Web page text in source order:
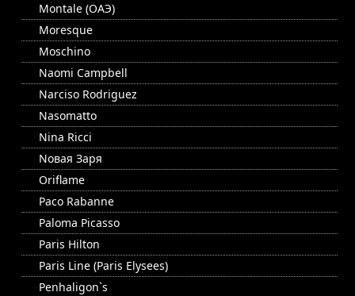
Montale (ОАЭ)
Moresque
Moschino
Naomi Campbell
Narciso Rodriguez
Nasomatto
Nina Ricci
Nовая Заря
Oriflame
Paco Rabanne
Paloma Picasso
Paris Hilton
Paris Line (Paris Elysees)
Penhaligon`s